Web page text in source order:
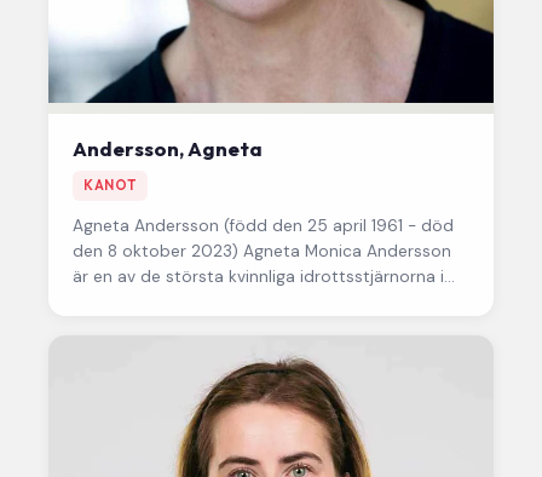
Andersson, Agneta
KANOT
Agneta Andersson (född den 25 april 1961 - död
den 8 oktober 2023) Agneta Monica Andersson
är en av de största kvinnliga idrottsstjärnorna i